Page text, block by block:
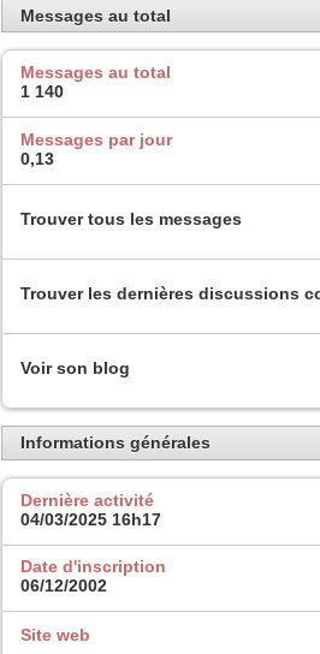
Messages au total
Messages au total
1 140
Messages par jour
0,13
Trouver tous les messages
Trouver les dernières discussions
Voir son blog
Informations générales
Dernière activité
04/03/2025 16h17
Date d'inscription
06/12/2002
Site web